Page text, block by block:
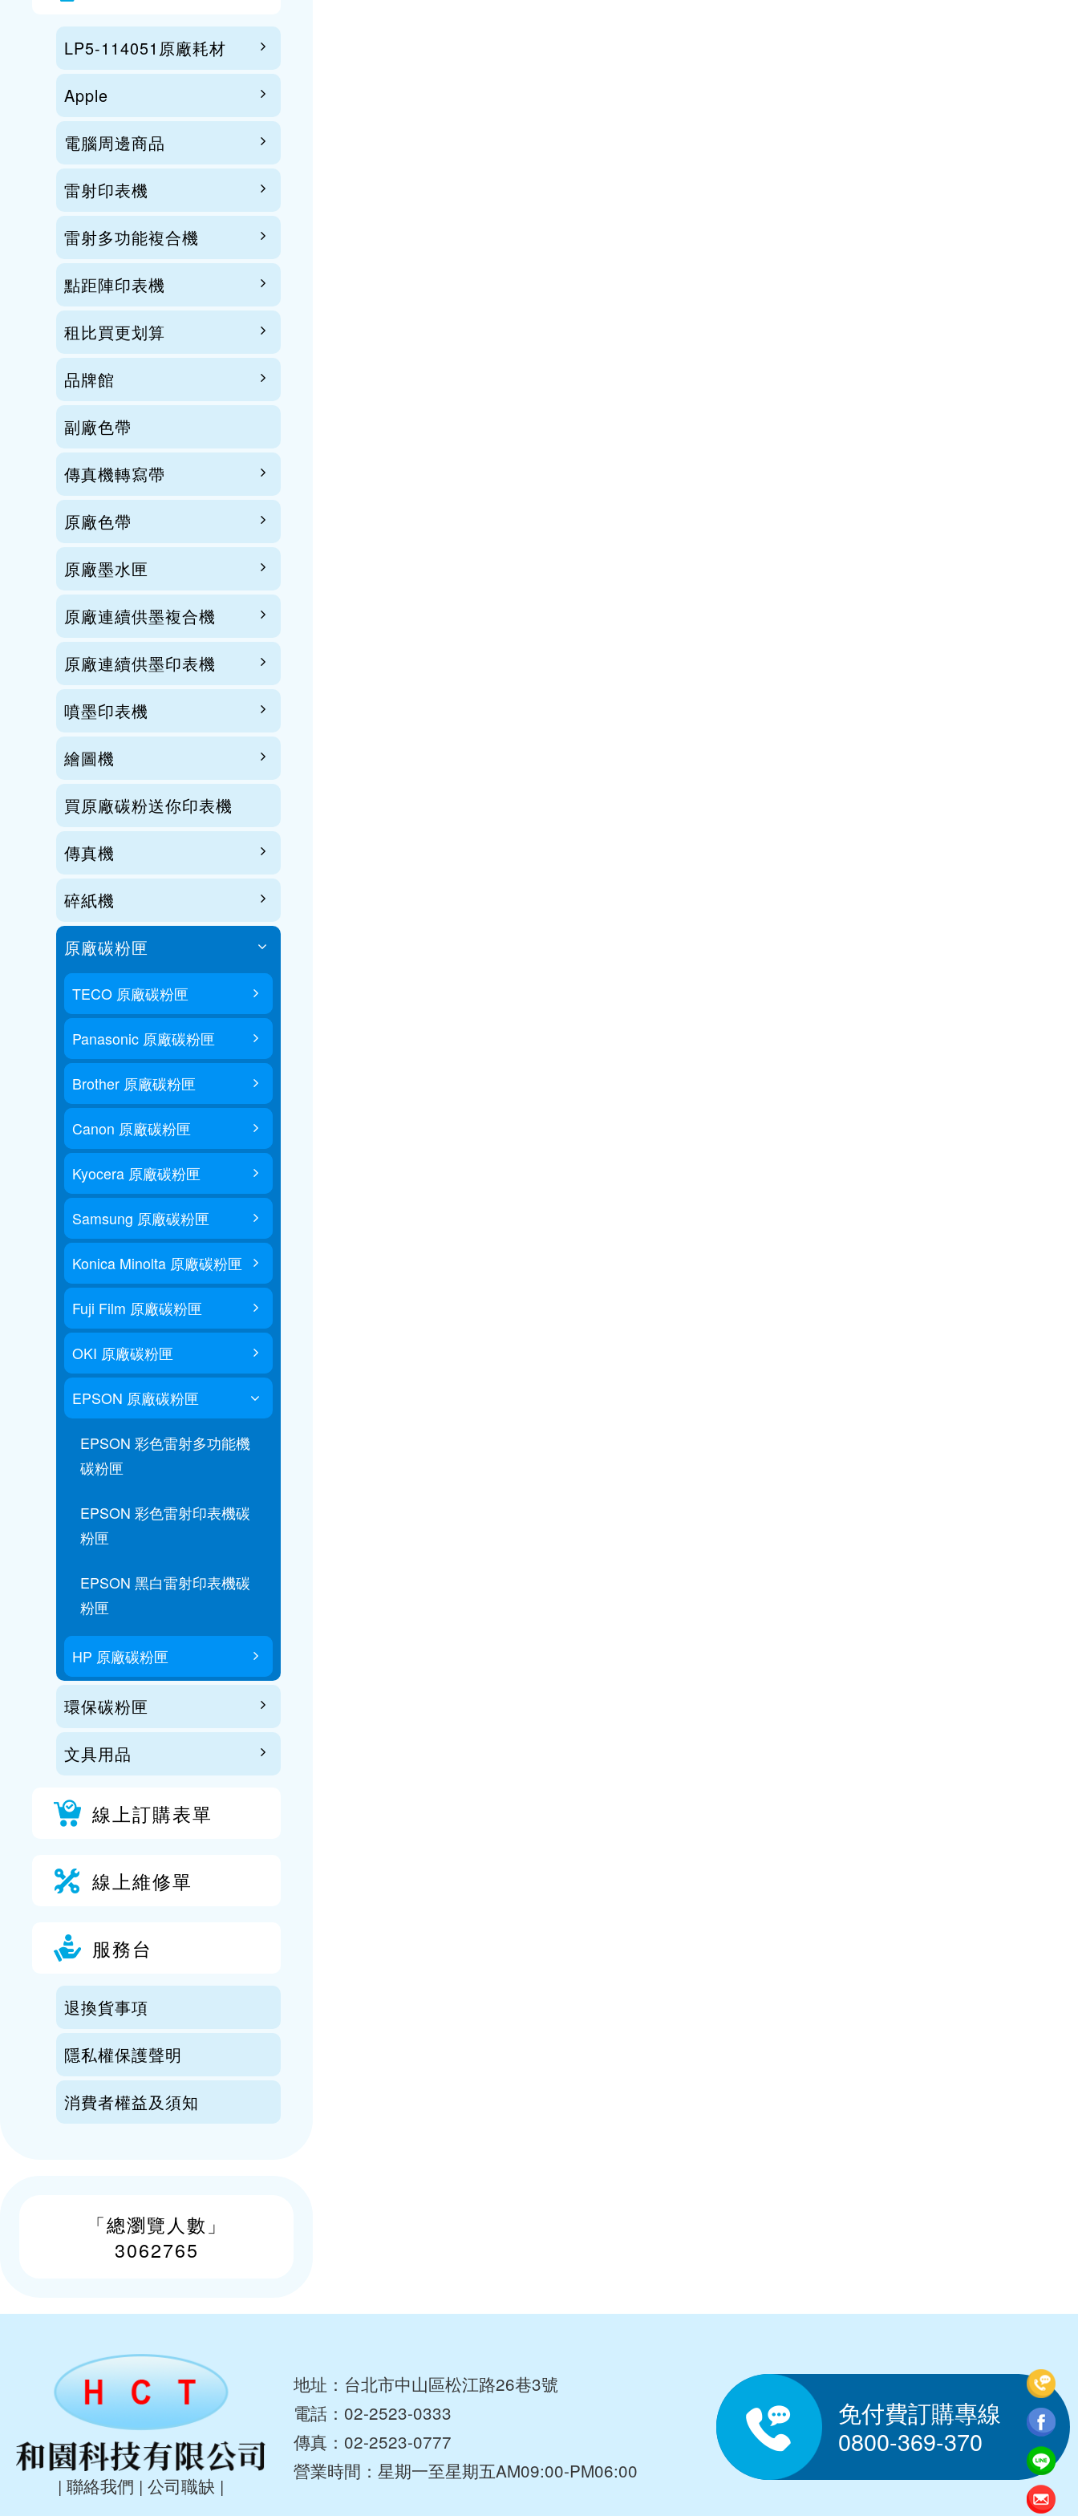
LP5-114051原廠耗材
Apple
電腦周邊商品
雷射印表機
雷射多功能複合機
點距陣印表機
租比買更划算
品牌館
副廠色帶
傳真機轉寫帶
原廠色帶
原廠墨水匣
原廠連續供墨複合機
原廠連續供墨印表機
噴墨印表機
繪圖機
買原廠碳粉送你印表機
傳真機
碎紙機
原廠碳粉匣
TECO 原廠碳粉匣
Panasonic 原廠碳粉匣
Brother 原廠碳粉匣
Canon 原廠碳粉匣
Kyocera 原廠碳粉匣
Samsung 原廠碳粉匣
Konica Minolta 原廠碳粉匣
Fuji Film 原廠碳粉匣
OKI 原廠碳粉匣
EPSON 原廠碳粉匣
EPSON 彩色雷射多功能機
碳粉匣
EPSON 彩色雷射印表機碳
粉匣
EPSON 黑白雷射印表機碳
粉匣
HP 原廠碳粉匣
環保碳粉匣
文具用品
線上訂購表單
線上維修單
服務台
退換貨事項
隱私權保護聲明
消費者權益及須知
「總瀏覽人數」
3062765
| 聯絡我們 | 公司職缺 |
地址：台北市中山區松江路26巷3號
電話： 02-2523-0333
傳真：02-2523-0777
營業時間：星期一至星期五AM09:00-PM06:00
免付費訂購專線
0800-369-370